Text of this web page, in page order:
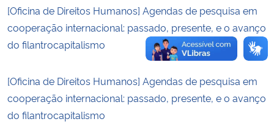
[Oficina de Direitos Humanos] Agendas de pesquisa em
cooperação internacional: passado, presente, e o avanço
do filantrocapitalismo
[Oficina de Direitos Humanos] Agendas de pesquisa em
cooperação internacional: passado, presente, e o avanço
do filantrocapitalismo